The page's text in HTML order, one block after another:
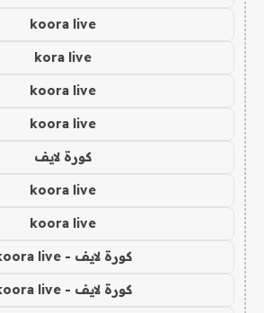
koora live
kora live
koora live
koora live
كورة لايف
koora live
koora live
كورة لايف - koora live
كورة لايف - koora live